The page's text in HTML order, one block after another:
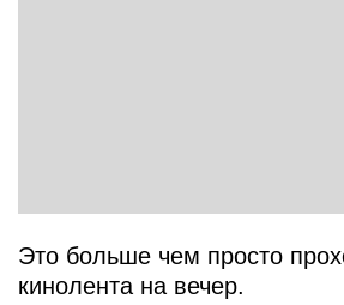
Это больше чем просто
кинолента на вечер.